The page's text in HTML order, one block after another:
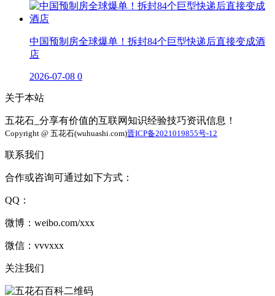
中国预制房全球爆单！拆封84个巨型快递后直接变成酒
店
2026-07-08 0
关于本站
五花石_分享有价值的互联网知识经验技巧资讯信息！
Copyright @ 五花石(wuhuashi.com)晋ICP备2021019855号-12
联系我们
合作或咨询可通过如下方式：
QQ：
微博：weibo.com/xxx
微信：vvvxxx
关注我们